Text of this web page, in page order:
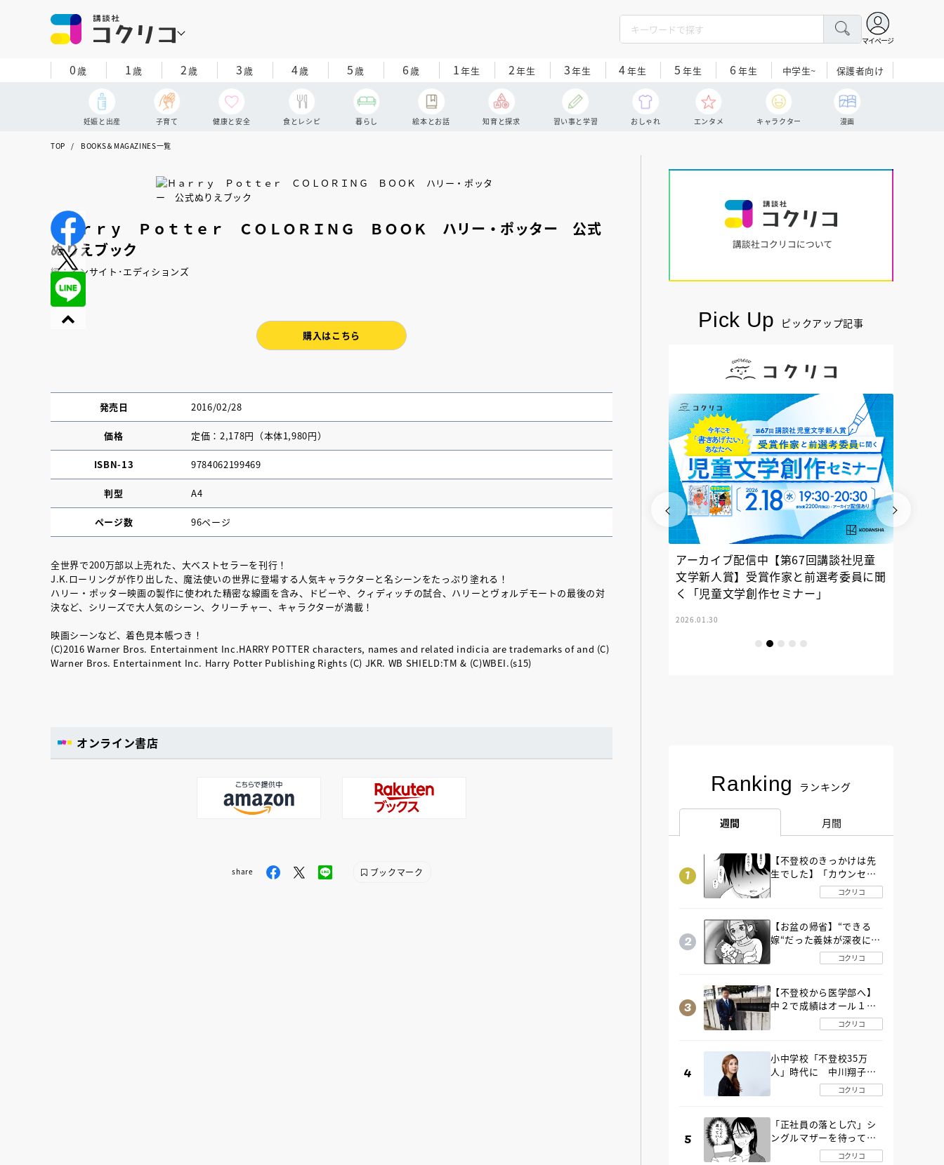
マイページ
0歳 1歳 2歳 3歳 4歳 5歳 6歳 1年生 2年生 3年生 4年生 5 年生 6年生 中学生~ 保護者向け
妊娠と出産 子育て 健康と安全 食とレシピ 暮らし 絵本とお話 知育と探求 習い事と学習 おしゃれ エンタメ キャラクター 漫画
TOP BOOKS＆MAGAZINES一覧
Ｈａｒｒｙ Ｐｏｔｔｅｒ ＣＯＬＯＲＩＮＧ ＢＯＯＫ ハリー・ポッター 公式
ぬりえブック
編：インサイト･エディションズ
購入はこちら
発売日 2016/02/28
価格 定価：2,178円（本体1,980円）
ISBN-13 9784062199469
判型 A4
ページ数 96ページ
全世界で200万部以上売れた、大ベストセラーを刊行！
J.K.ローリングが作り出した、魔法使いの世界に登場する人気キャラクターと名シーンをたっぷり塗れる！
ハリー・ポッター映画の製作に使われた精密な線画を含み、ドビーや、クィディッチの試合、ハリーとヴォルデモートの最後の対
決など、シリーズで大人気のシーン、クリーチャー、キャラクターが満載！
映画シーンなど、着色見本帳つき！
(C)2016 Warner Bros. Entertainment Inc.HARRY POTTER characters, names and related indicia are trademarks of and (C)
Warner Bros. Entertainment Inc. Harry Potter Publishing Rights (C) JKR. WB SHIELD:TM & (C)WBEI.(s15)
オンライン書店
share ブックマーク
Pick Up ピックアップ記事
『NO.６再会』（あさのあつこ）特設サ
イト ＃４ 2026年９月30日発売決定！
アーカイブ配信中【第67回講談社児童
文学新人賞】受賞作家と前選考委員に聞
く「児童文学創作セミナー」
2026.01.30
Ranking ランキング
週間 月間
【不登校のきっかけは先
生でした】「カウンセリ
ングの時間」生徒の情報
をバラしたのは…《第２
コクリコ
【お盆の帰省】“できる
嫁“だった義妹が深夜に
SOS！ エアコンなし・
肉禁止の義実家ルールに
コクリコ
【不登校から医学部へ】
中２で成績はオール１
「昼夜逆転」したわが子
を”夜遊び”に連れ出した
コクリコ
小中学校「不登校35万
人」時代に 中川翔子さ
んが審査委員長「不登校
生動画甲子園 2026」が開
コクリコ
「正社員の落とし穴」シ
ングルマザーを待ってい
た“魔の２年間”【後編】
コクリコ